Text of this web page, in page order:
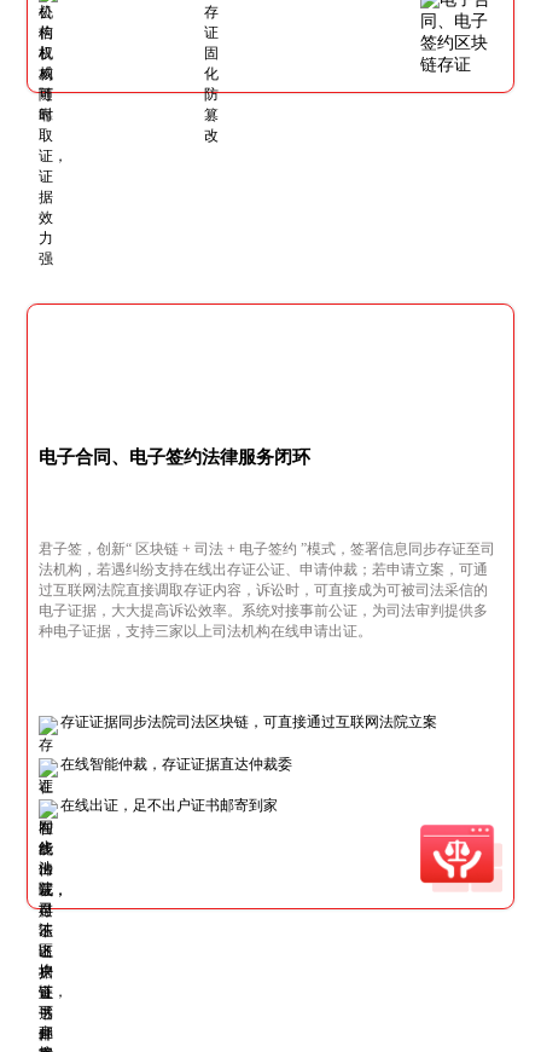
电子合同、电子签约法律服务闭环
君子签，创新“ 区块链 + 司法 + 电子签约 ”模式，签署信息同步存证至司
法机构，若遇纠纷支持在线出存证公证、申请仲裁；若申请立案，可通
过互联网法院直接调取存证内容，诉讼时，可直接成为可被司法采信的
电子证据，大大提高诉讼效率。系统对接事前公证，为司法审判提供多
种电子证据，支持三家以上司法机构在线申请出证。
存证证据同步法院司法区块链，可直接通过互联网法院立案
在线智能仲裁，存证证据直达仲裁委
在线出证，足不出户证书邮寄到家